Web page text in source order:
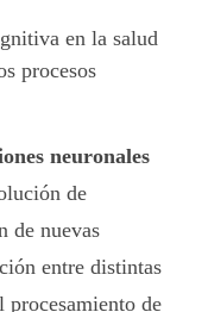
en la salud
procesos
neuronales
de
de nuevas
entre distintas
procesamiento de